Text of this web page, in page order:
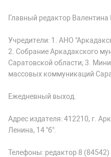
Главный редактор
Учредители: 1. АНО
2. Собрание Аркадакского
Саратовской области; 3.
массовых коммуникаций
Ежедневный выход.
Адрес издателя: 412210, г.
Ленина, 14 "б".
Телефоны: редактор 8 (84542)